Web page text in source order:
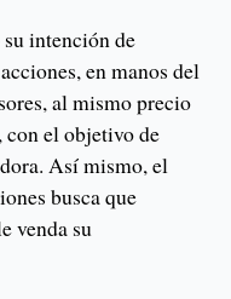
intención de
en manos del
al mismo precio
el objetivo de
Así mismo, el
busca que
venda su